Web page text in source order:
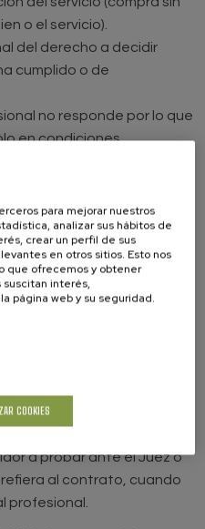
o el servicio).
del derecho a decidir
cumplido o de
no responde por lo que
en condiciones
del consumidor sin
el profesional (paga
a “transmitir” o ceder
el que cumpla frente al
garantías de éste y sin su
un arbitraje distinto del
distinta de aquella donde
a probar ante el Juez o
al contrato, cuando
profesional.
para mejorar nuestros
analizar sus hábitos de
crear un perfil de sus
en otros sitios. Esto nos
que ofrecemos y obtener
interés,
página web y su seguridad.
COOKIES